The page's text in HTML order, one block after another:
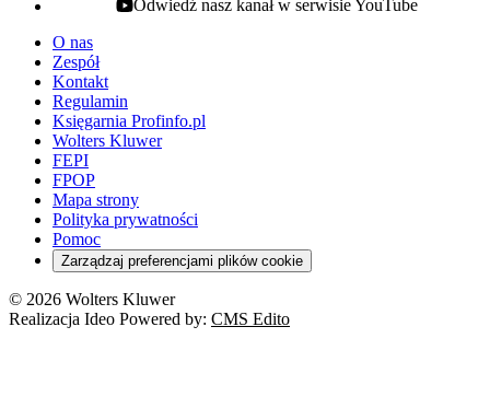
youtube - otwiera się w nowej karcie
Odwiedź nasz kanał w serwisie YouTube
O nas
Zespół
Kontakt
Regulamin
Księgarnia Profinfo.pl
Wolters Kluwer
FEPI
FPOP
Mapa strony
Polityka prywatności
Pomoc
Zarządzaj preferencjami plików cookie
© 2026 Wolters Kluwer
Realizacja Ideo Powered by: CMS Edito